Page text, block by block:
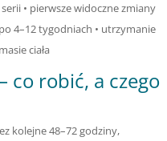
• pierwsze widoczne zmiany
4–12 tygodniach • utrzymanie
ciała
co robić, a czego
kolejne 48–72 godziny,